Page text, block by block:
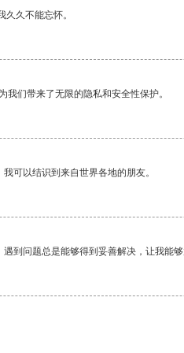
久不能忘怀。
我们带来了无限的隐私和安全性保护。
可以结识到来自世界各地的朋友。
到问题总是能够得到妥善解决，让我能够